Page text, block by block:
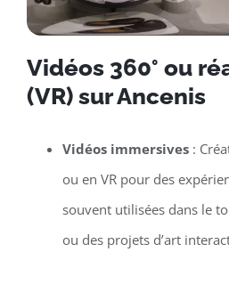
Vidéos 360° ou
(VR) sur Ancenis
Vidéos immersives:
ou en VR pour des
souvent utilisées dans le
ou des projets d’art